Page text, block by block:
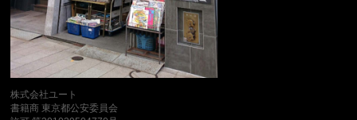
株式会社ユート
書籍商 東京都公安委員会